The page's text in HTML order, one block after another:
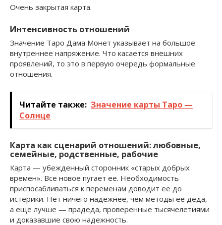
Очень закрытая карта.
Интенсивность отношений
Значение Таро Дама Монет указывает на большое
внутреннее напряжение. Что касается внешних
проявлений, то это в первую очередь формальные
отношения.
Читайте также: Значение карты Таро —
Солнце
Карта как сценарий отношений: любовные,
семейные, родственные, рабочие
Карта — убежденный сторонник «старых добрых
времен». Все новое пугает ее. Необходимость
приспосабливаться к переменам доводит ее до
истерики. Нет ничего надежнее, чем методы ее деда,
а еще лучше — прадеда, проверенные тысячелетиями
и доказавшие свою надежность.